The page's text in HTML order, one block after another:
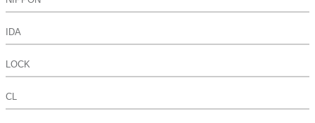
IDA
LOCK
CL